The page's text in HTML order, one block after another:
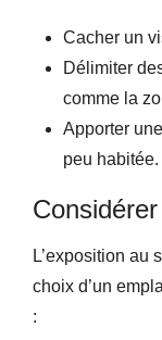
Cacher un
Délimiter
comme la
Apporter
peu habitée.
L’exposition au
choix d’un
: